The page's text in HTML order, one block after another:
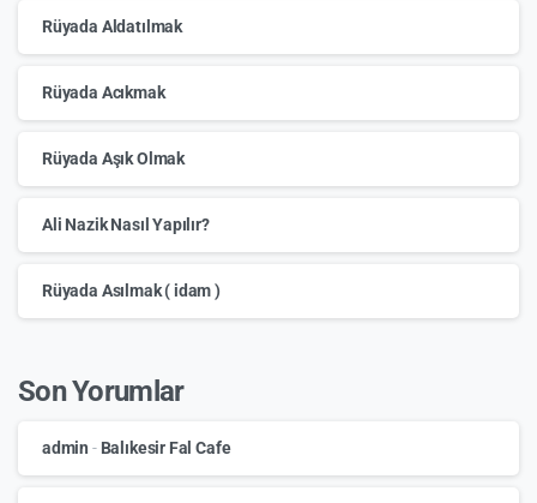
Rüyada Aldatılmak
Rüyada Acıkmak
Rüyada Aşık Olmak
Ali Nazik Nasıl Yapılır?
Rüyada Asılmak ( idam )
Son Yorumlar
admin - Balıkesir Fal Cafe